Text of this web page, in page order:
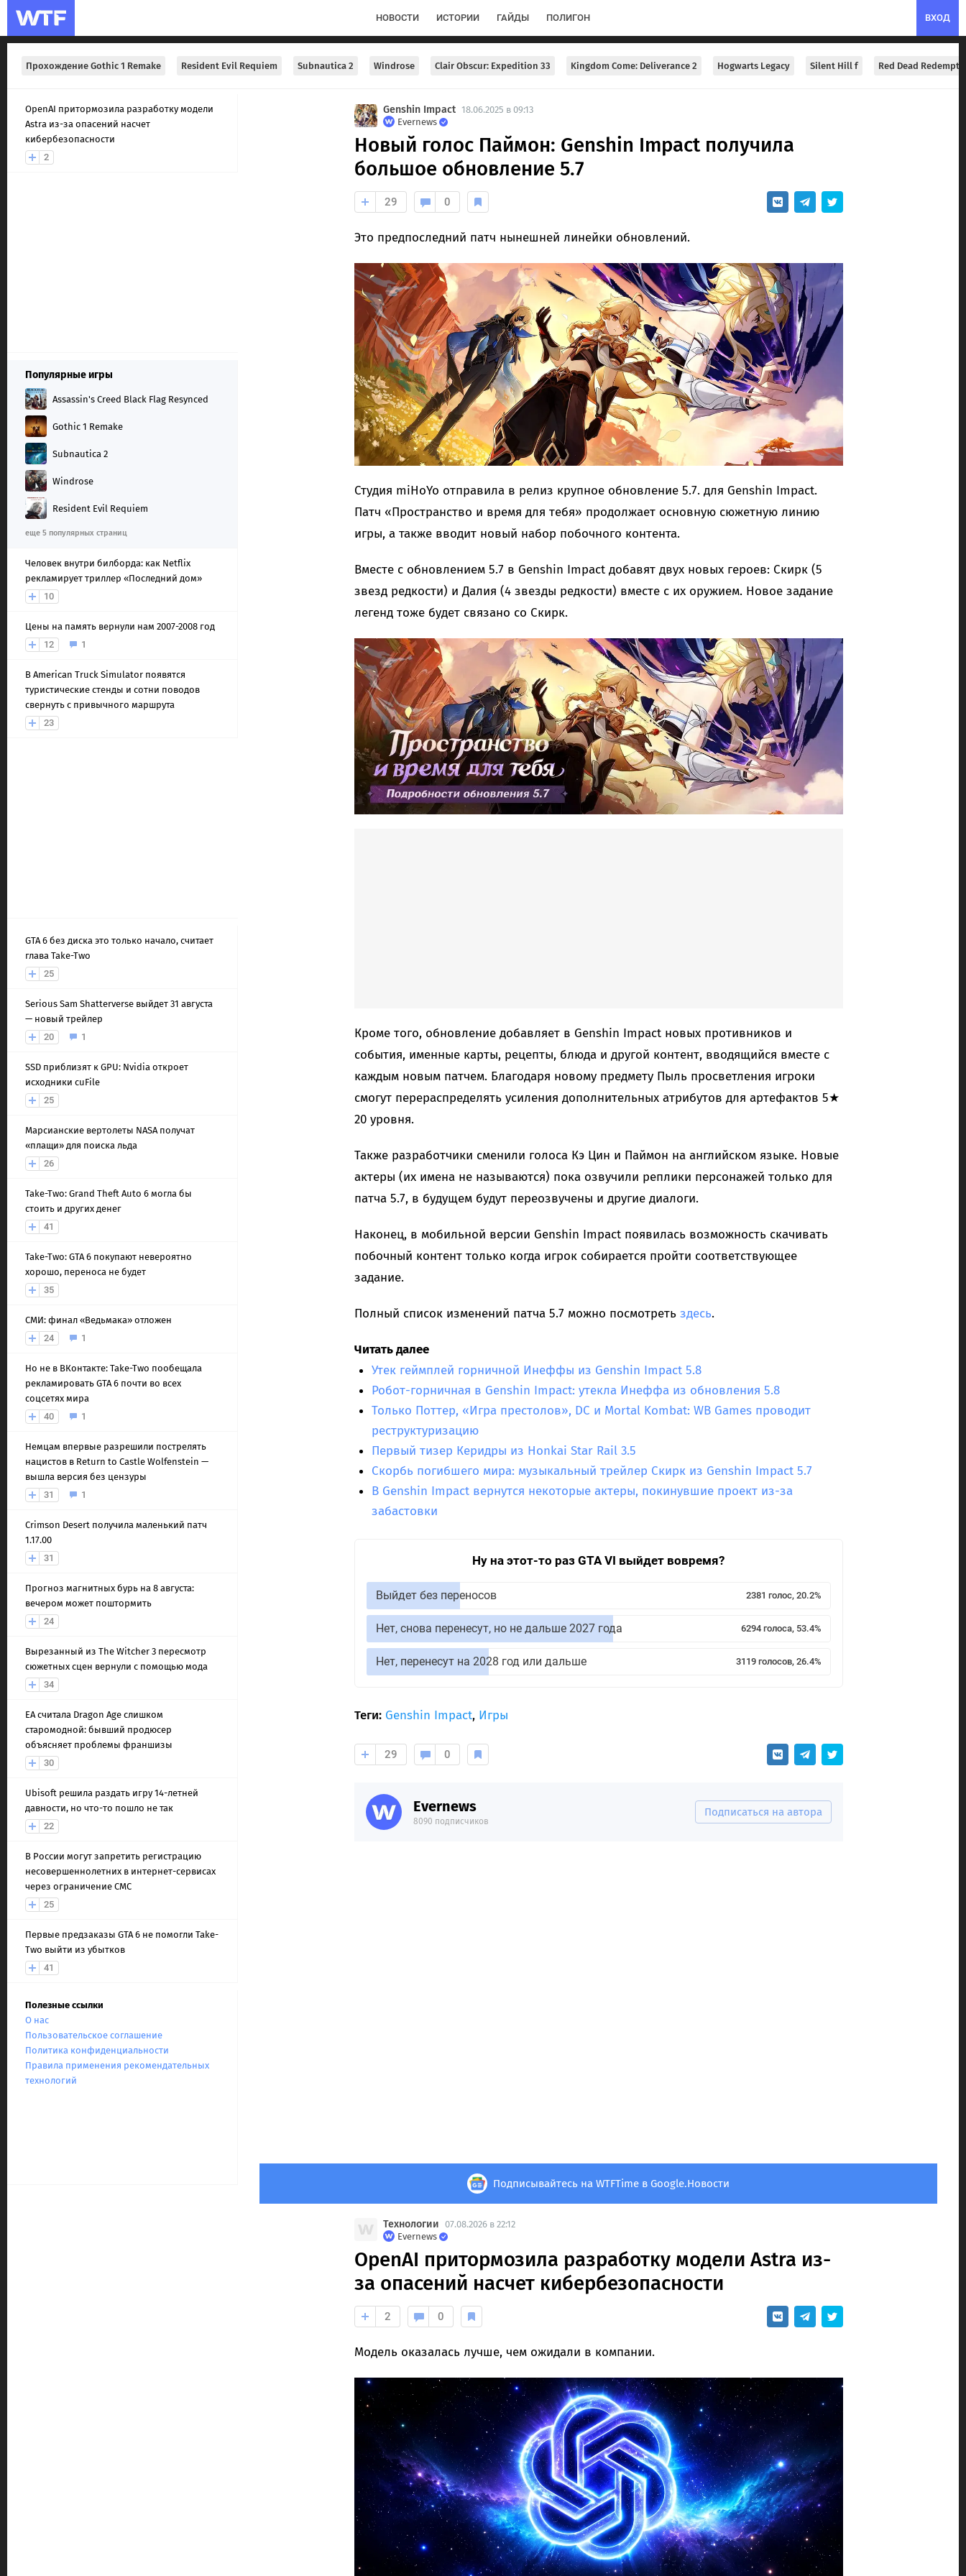
ВХОД
НОВОСТИ ИСТОРИИ ГАЙДЫ ПОЛИГОН
Прохождение Gothic 1 Remake Resident Evil Requiem Subnautica 2 Windrose Clair Obscur: Expedition 33 Kingdom Come: Deliverance 2 Hogwarts Legacy Silent Hill f Red Dead
OpenAI притормозила разработку модели
Astra из-за опасений насчет
кибербезопасности
2
Популярные игры
Assassin's Creed Black Flag Resynced
Gothic 1 Remake
Subnautica 2
Windrose
Resident Evil Requiem
еще 5 популярных страниц
Человек внутри билборда: как Netflix
рекламирует триллер «Последний дом»
10
Цены на память вернули нам 2007-2008 год
12
1
В American Truck Simulator появятся
туристические стенды и сотни поводов
свернуть с привычного маршрута
23
GTA 6 без диска это только начало, считает
глава Take-Two
25
Serious Sam Shatterverse выйдет 31 августа
— новый трейлер
20
1
SSD приблизят к GPU: Nvidia откроет
исходники cuFile
25
Марсианские вертолеты NASA получат
«плащи» для поиска льда
26
Take-Two: Grand Theft Auto 6 могла бы
стоить и других денег
41
Take-Two: GTA 6 покупают невероятно
хорошо, переноса не будет
35
СМИ: финал «Ведьмака» отложен
24
1
Но не в ВКонтакте: Take-Two пообещала
рекламировать GTA 6 почти во всех
соцсетях мира
40
1
Немцам впервые разрешили пострелять
нацистов в Return to Castle Wolfenstein —
вышла версия без цензуры
31
1
Crimson Desert получила маленький патч
1.17.00
31
Прогноз магнитных бурь на 8 августа:
вечером может поштормить
24
Вырезанный из The Witcher 3 пересмотр
сюжетных сцен вернули с помощью мода
34
EA считала Dragon Age слишком
старомодной: бывший продюсер
объясняет проблемы франшизы
30
Ubisoft решила раздать игру 14-летней
давности, но что-то пошло не так
22
В России могут запретить регистрацию
несовершеннолетних в интернет-сервисах
через ограничение СМС
25
Первые предзаказы GTA 6 не помогли Take-
Two выйти из убытков
41
Полезные ссылки
О нас
Пользовательское соглашение
Политика конфиденциальности
Правила применения рекомендательных
технологий
Genshin Impact
18.06.2025 в 09:13
Evernews
Новый голос Паймон: Genshin Impact получила
большое обновление 5.7
29 0
Это предпоследний патч нынешней линейки обновлений.
Студия miHoYo отправила в релиз крупное обновление 5.7. для Genshin Impact.
Патч «Пространство и время для тебя» продолжает основную сюжетную линию
игры, а также вводит новый набор побочного контента.
Вместе с обновлением 5.7 в Genshin Impact добавят двух новых героев: Скирк (5
звезд редкости) и Далия (4 звезды редкости) вместе с их оружием. Новое задание
легенд тоже будет связано со Скирк.
Кроме того, обновление добавляет в Genshin Impact новых противников и
события, именные карты, рецепты, блюда и другой контент, вводящийся вместе с
каждым новым патчем. Благодаря новому предмету Пыль просветления игроки
смогут перераспределять усиления дополнительных атрибутов для артефактов 5★
20 уровня.
Также разработчики сменили голоса Кэ Цин и Паймон на английском языке. Новые
актеры (их имена не называются) пока озвучили реплики персонажей только для
патча 5.7, в будущем будут переозвучены и другие диалоги.
Наконец, в мобильной версии Genshin Impact появилась возможность скачивать
побочный контент только когда игрок собирается пройти соответствующее
задание.
Полный список изменений патча 5.7 можно посмотреть здесь.
Читать далее
Утек геймплей горничной Инеффы из Genshin Impact 5.8
Робот-горничная в Genshin Impact: утекла Инеффа из обновления 5.8
Только Поттер, «Игра престолов», DC и Mortal Kombat: WB Games проводит
реструктуризацию
Первый тизер Керидры из Honkai Star Rail 3.5
Скорбь погибшего мира: музыкальный трейлер Скирк из Genshin Impact 5.7
В Genshin Impact вернутся некоторые актеры, покинувшие проект из-за
забастовки
Ну на этот-то раз GTA VI выйдет вовремя?
Выйдет без переносов 2381 голос, 20.2%
Нет, снова перенесут, но не дальше 2027 года 6294 голоса, 53.4%
Нет, перенесут на 2028 год или дальше 3119 голосов, 26.4%
Теги: Genshin Impact, Игры
29 0
Evernews
8090 подписчиков
Подписаться на автора
Подписывайтесь на WTFTime в Google.Новости
Технологии 07.08.2026 в 22:12
Evernews
OpenAI притормозила разработку модели Astra из-
за опасений насчет кибербезопасности
2 0
Модель оказалась лучше, чем ожидали в компании.